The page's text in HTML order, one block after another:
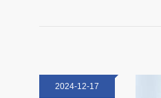
2024-12-17